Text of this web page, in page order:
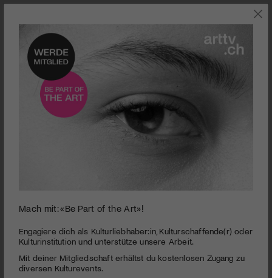
SZENE
Kunstmuseum Basel | Neue Leitung
Gegenwartskunst
PUBLIZIERT AM 16. JUNI 2020
Mach mit: «Be Part of the Art»!
Engagiere dich als Kulturliebhaber:in, Kulturschaffende(r) oder
Kulturinstitution und unterstütze unsere Arbeit.
Mit deiner Mitgliedschaft erhältst du kostenlosen Zugang zu
diversen Kulturevents.